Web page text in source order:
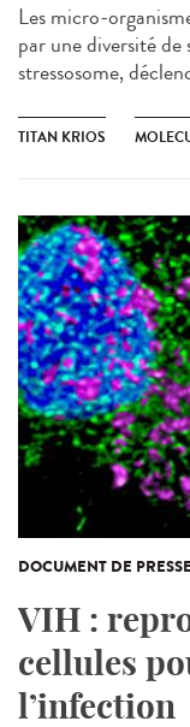
Les micro-
par une diversité
stressosome,
TITAN KRIOS
DOCUMENT DE PRESSE
VIH :
cellules
l’infection